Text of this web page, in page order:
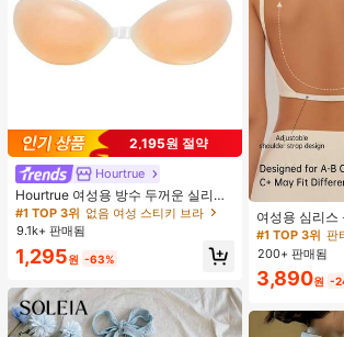
2,195원 절약
Hourtrue
Hourtrue 여성용 방수 두꺼운 실리콘
가슴 페탈, 작은 가슴 리프트업 & 푸시
인용, 웨딩 촬영 및 들러리용
#1 TOP 3위 없음 여성 스티키 브라
9.1k+ 판매됨
1,295원 -63%
여성용 심리스
스 브라 - 경량
가능한 컨버터
력 (A/B컵에 적
스, 캐미솔, 여
적합
#1 TOP 3위
200+ 판매됨
3,890원 -